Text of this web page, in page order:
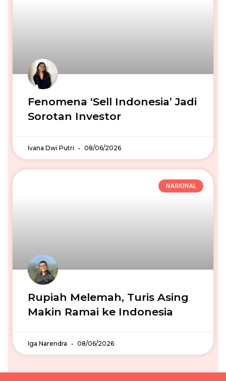
Fenomena ‘Sell Indonesia’ Jadi
Sorotan Investor
Ivana Dwi Putri 08/06/2026
NASIONAL
Rupiah Melemah, Turis Asing
Makin Ramai ke Indonesia
Iga Narendra 08/06/2026